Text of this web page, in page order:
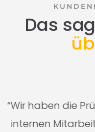
Das
“Wir haben die
internen